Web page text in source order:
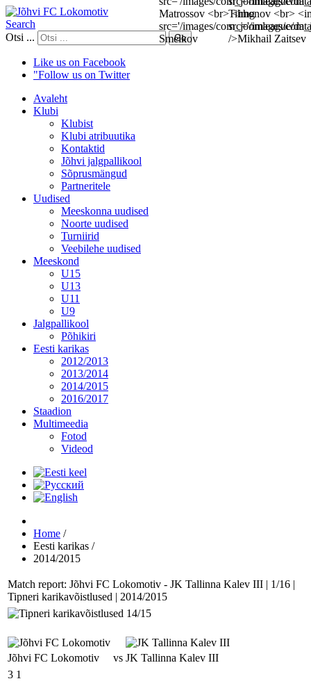
Search
Otsi ...
Go
Like us on Facebook
"Follow us on Twitter
Avaleht
Klubi
Klubist
Klubi atribuutika
Kontaktid
Jõhvi jalgpallikool
Sõprusmängud
Partneritele
Uudised
Meeskonna uudised
Noorte uudised
Turniirid
Veebilehe uudised
Meeskond
U15
U13
U11
U9
Jalgpallikool
Põhikiri
Eesti karikas
2012/2013
2013/2014
2014/2015
2016/2017
Staadion
Multimeedia
Fotod
Videod
Home /
Eesti karikas /
2014/2015
Match report: Jõhvi FC Lokomotiv - JK Tallinna Kalev III | 1/16 |
Tipneri karikavõistlused | 2014/2015
Jõhvi FC Lokomotiv vs JK Tallinna Kalev III
3 1